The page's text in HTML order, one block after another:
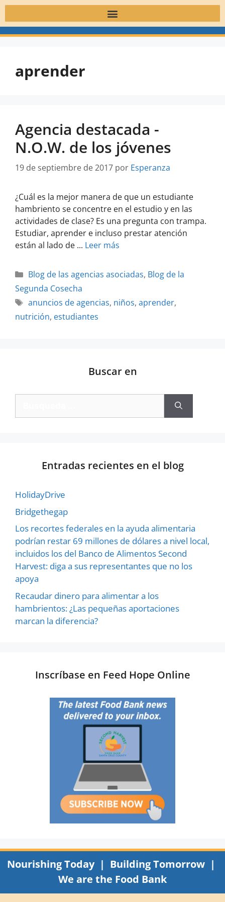
aprender
Agencia destacada -
N.O.W. de los jóvenes
19 de septiembre de 2017 por Esperanza
¿Cuál es la mejor manera de que un estudiante
hambriento se concentre en el estudio y en las
actividades de clase? Es una pregunta con trampa.
Estudiar, aprender e incluso prestar atención
están al lado de ... Leer más
Blog de las agencias asociadas, Blog de la
Segunda Cosecha
anuncios de agencias, niños, aprender,
nutrición, estudiantes
Buscar en
Entradas recientes en el blog
HolidayDrive
Bridgethegap
Los recortes federales en la ayuda alimentaria
podrían restar 69 millones de dólares a nivel local,
incluidos los del Banco de Alimentos Second
Harvest: diga a sus representantes que no los
apoya
Recaudar dinero para alimentar a los
hambrientos: ¿Las pequeñas aportaciones
marcan la diferencia?
Inscríbase en Feed Hope Online
Nourishing Today | Building Tomorrow |
We are the Food Bank